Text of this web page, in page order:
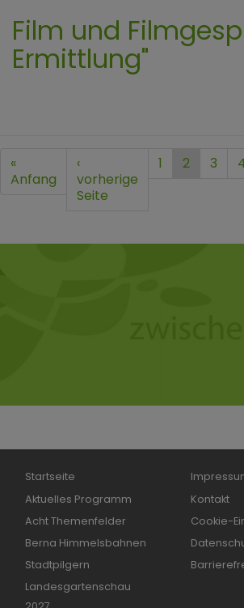
Film und
Ermittlung"
Seitennummerierung
First
page
«
Anfang
Vorherige
Seite
‹
vorherige
Seite
Seite
1
Aktuelle
2 Seite
3
Hauptnavigation
Startseite
Aktuelles Programm
Acht Themenfelder
Berna Himmelsbahnen
Stadtpilgern
Landesgartenschau
Kontakt
Cookie-